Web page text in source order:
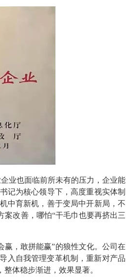
业也面临前所未有的压力，企业能
记为核心领导下，高度重视实体制
中育新机，善于变局中开新局，不
案改善，哪怕“干毛巾也要再挤出三
赢，敢拼能赢”的狼性文化。公司在
入自我管理变革机制，重新对产品
体稳步渐进，效果显著。